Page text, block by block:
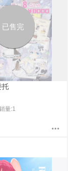
已售完
托
量:1